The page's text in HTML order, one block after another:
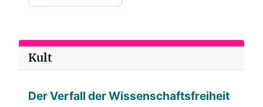
Kult
Der Verfall der Wissenschaftsfreiheit